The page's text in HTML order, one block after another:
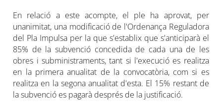
En relació a este acompte, el ple ha aprovat, per
unanimitat, una modificació de l'Ordenança Reguladora
del Pla Impulsa per la que s'establix que s'anticiparà el
85% de la subvenció concedida de cada una de les
obres i subministraments, tant si l'execució es realitza
en la primera anualitat de la convocatòria, com si es
realitza en la segona anualitat d'esta. El 15% restant de
la subvenció es pagarà després de la justificació.